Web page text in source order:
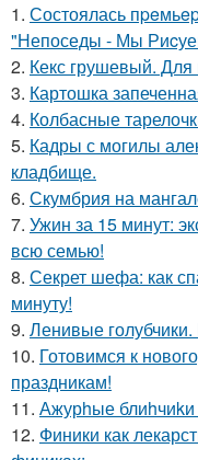
1. Состоялась
"Непоседы - Мы
2. Кекс грушевый. Для
3. Картошка
4. Колбасные
5. Кадры с могилы
кладбище.
6. Скумбрия на
7. Ужин за 15 минут:
всю семью!
8. Секрет шефа: как
минуту!
9. Ленивые
10. Готовимся к
праздникам!
11. Ажурhые
12. Финики как